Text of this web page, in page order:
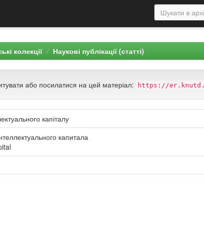
колекції Наукові публікації (статті)
або посилатися на цей матеріал: https://
капіталу
капитала